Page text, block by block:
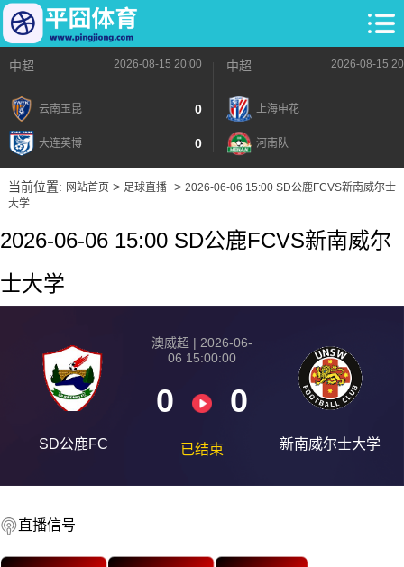
中超 2026-08-15 20:00
云南玉昆 0
大连英博 0
中超 2026-08-15
上海申花
河南队
当前位置: 网站首页> 足球直播> 2026-06-06 15:00 SD公鹿FCVS新南威尔士
大学
2026-06-06 15:00 SD公鹿FCVS新南威尔
士大学
SD公鹿FC
澳威超 | 2026-06-
06 15:00:00
0 0
已结束 新南威尔士大学
直播信号